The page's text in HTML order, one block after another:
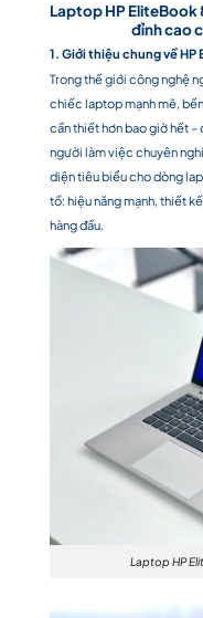
Laptop HP EliteBook
đỉnh cao
1. Giới thiệu chung về HP
Trong thế giới công nghệ
chiếc laptop mạnh mẽ,
cần thiết hơn bao giờ hết –
người làm việc chuyên
diện tiêu biểu cho dòng
tố: hiệu năng mạnh, thiết
hàng đầu.
Laptop HP